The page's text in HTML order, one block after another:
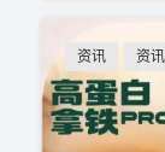
资讯 资